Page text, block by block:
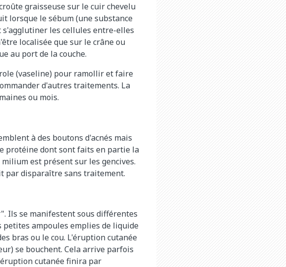
graisseuse sur le cuir chevelu
lorsque le sébum (une substance
les cellules entre-elles
localisée que sur le crâne ou
au port de la couche.
(vaseline) pour ramollir et faire
d'autres traitements. La
ou mois.
à des boutons d'acnés mais
protéine dont sont faits en partie la
est présent sur les gencives.
par disparaître sans traitement.
Ils se manifestent sous différentes
ampoules emplies de liquide
bras ou le cou. L'éruption cutanée
se bouchent. Cela arrive parfois
cutanée finira par